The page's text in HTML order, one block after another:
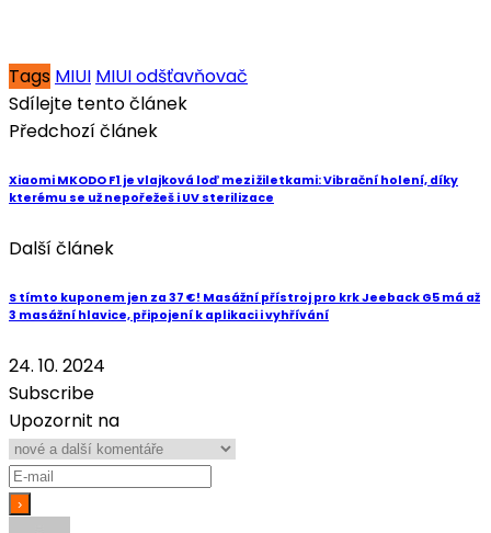
Tags MIUI MIUI odšťavňovač
Sdílejte tento článek
Předchozí článek
Xiaomi MKODO F1 je vlajková loď mezi žiletkami: Vibrační holení, díky
kterému se už nepořežeš i UV sterilizace
Další článek
S tímto kuponem jen za 37 €! Masážní přístroj pro krk Jeeback G5 má až
3 masážní hlavice, připojení k aplikaci i vyhřívání
24. 10. 2024
Subscribe
Upozornit na